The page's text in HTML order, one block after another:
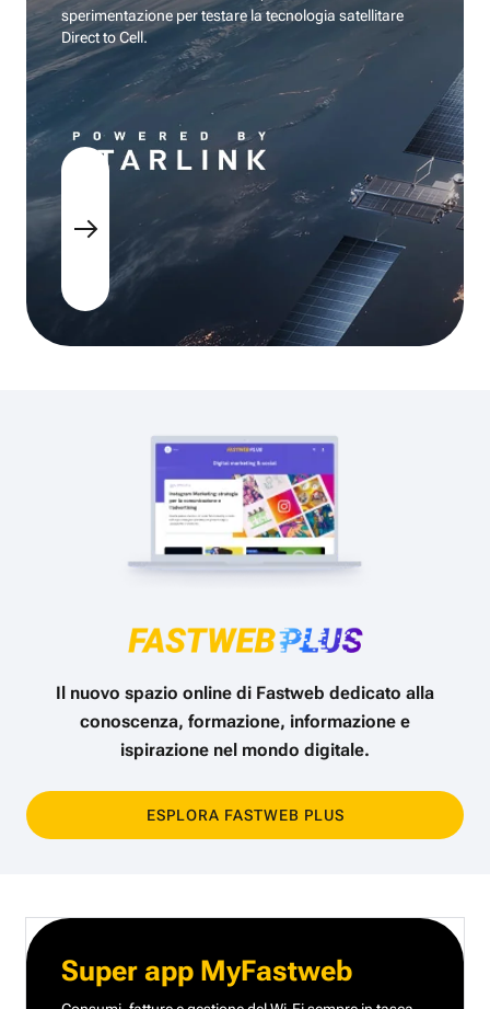
sperimentazione per testare la tecnologia satellitare
Direct to Cell.
Il nuovo spazio online di Fastweb dedicato alla
conoscenza, formazione, informazione e
ispirazione nel mondo digitale.
ESPLORA FASTWEB PLUS
Super app MyFastweb